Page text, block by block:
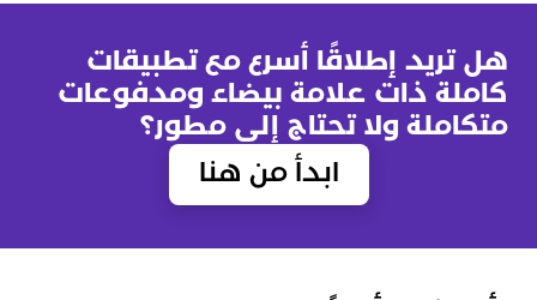
هل تريد إطلاقًا أسرع مع تطبيقات
كاملة ذات علامة بيضاء ومدفوعات
متكاملة ولا تحتاج إلى مطور؟
ابدأ من هنا